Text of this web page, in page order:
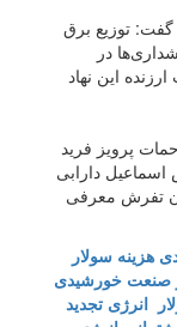
توزیع برق
در
این نهاد
پرویز فرید
دارابی
تفرش معرفی
هزینه سولار
صنعت خورشیدی
انرژی تجدید